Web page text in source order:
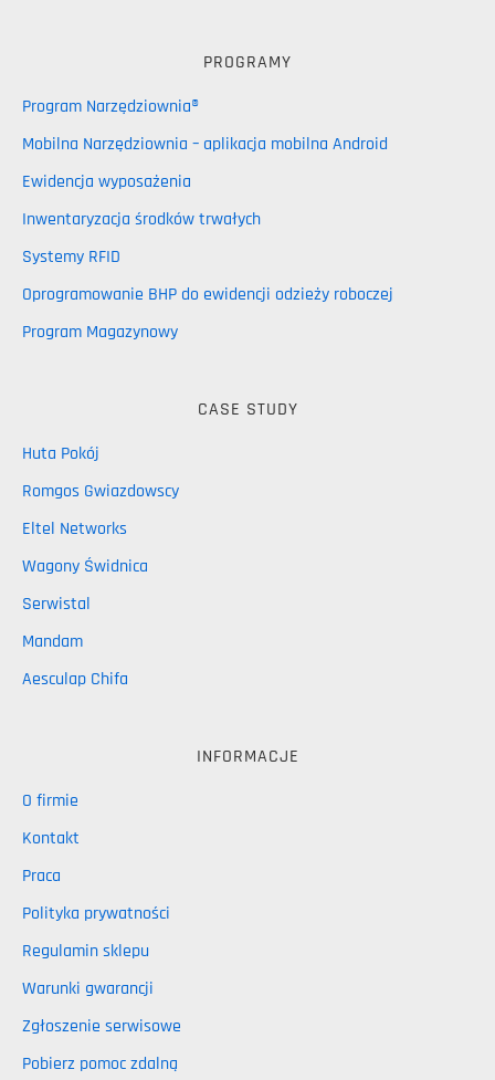
PROGRAMY
Program Narzędziownia®
Mobilna Narzędziownia – aplikacja mobilna Android
Ewidencja wyposażenia
Inwentaryzacja środków trwałych
Systemy RFID
Oprogramowanie BHP do ewidencji odzieży roboczej
Program Magazynowy
CASE STUDY
Huta Pokój
Romgos Gwiazdowscy
Eltel Networks
Wagony Świdnica
Serwistal
Mandam
Aesculap Chifa
INFORMACJE
O firmie
Kontakt
Praca
Polityka prywatności
Regulamin sklepu
Warunki gwarancji
Zgłoszenie serwisowe
Pobierz pomoc zdalną